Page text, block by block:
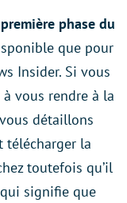
phase du
que pour
Insider. Si vous
vous rendre à la
détaillons
télécharger la
toutefois qu’il
qui signifie que